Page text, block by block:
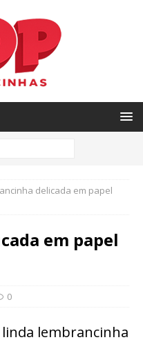
delicada em papel
em papel
0
lembrancinha